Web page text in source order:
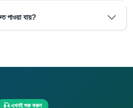
পাওয়া যায়?
🎣 এখনই শুরু করুন